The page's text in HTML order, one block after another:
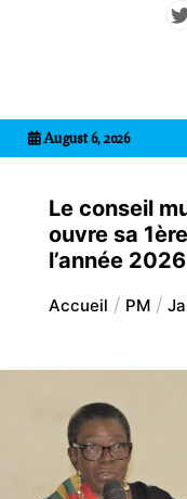
August 6, 2026
Le conseil
ouvre sa
l’année 2026
Accueil PM